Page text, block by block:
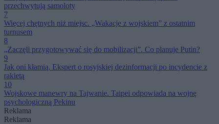
przechwytują samoloty
7
Więcej chętnych niż miejsc. „Wakacje z wojskiem” z ostatnim
turnusem
8
„Zaczęli przygotowywać się do mobilizacji”. Co planuje Putin?
9
Jak oni kłamią. Ekspert o rosyjskiej dezinformacji po incydencie z
rakietą
10
Wojskowe manewry na Tajwanie. Taipei odpowiada na wojnę
psychologiczną Pekinu
Reklama
Reklama